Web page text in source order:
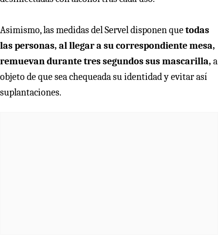
Asimismo, las medidas del Servel disponen quetodas
las personas, al llegar a su correspondiente mesa,
remuevan durante tres segundos sus mascarilla, a
objeto de que sea chequeada su identidad y evitar así
suplantaciones.